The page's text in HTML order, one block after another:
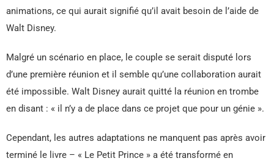
animations, ce qui aurait signifié qu’il avait besoin de l’aide de
Walt Disney.
Malgré un scénario en place, le couple se serait disputé lors
d’une première réunion et il semble qu’une collaboration aurait
été impossible. Walt Disney aurait quitté la réunion en trombe
en disant : « il n’y a de place dans ce projet que pour un génie ».
Cependant, les autres adaptations ne manquent pas après avoir
terminé le livre – « Le Petit Prince » a été transformé en